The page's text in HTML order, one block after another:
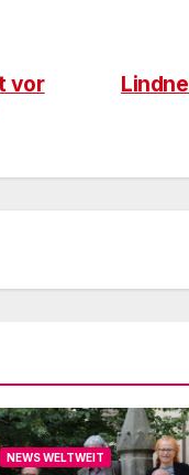
vor
NEWS WELTWEIT